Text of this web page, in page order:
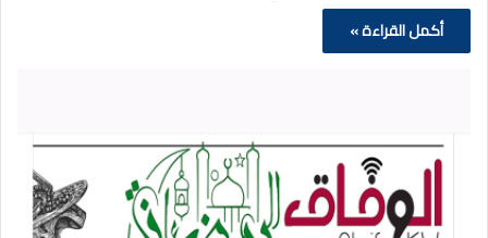
أكمل القراءة »